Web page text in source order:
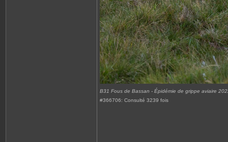
B31 Fous de Bassan - Épidémie de grippe aviaire
#366706: Consulté 3239 fois